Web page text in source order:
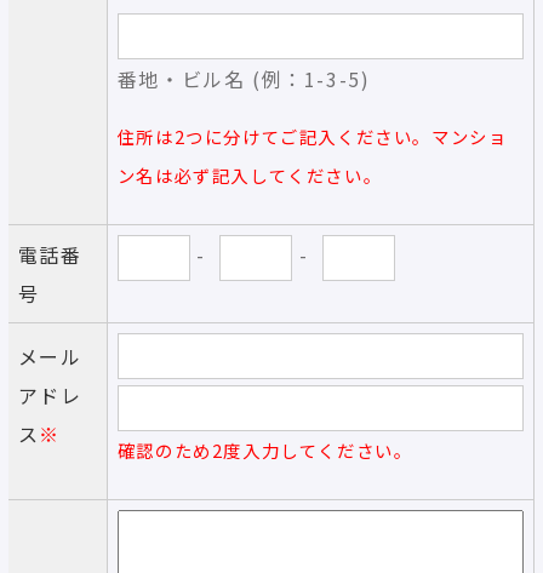
番地・ビル名 (例：1-3-5)
住所は2つに分けてご記入ください。マンショ
ン名は必ず記入してください。
電話番
号
- -
メール
アドレ
ス※
確認のため2度入力してください。